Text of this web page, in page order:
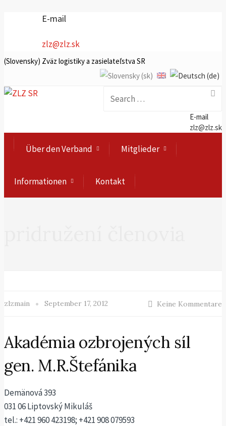
E-mail
zlz@zlz.sk
(Slovensky) Zväz logistiky a zasielateľstva SR
E-mail
zlz@zlz.sk
Über den Verband Mitglieder
Informationen Kontakt
zlzmain September 17, 2012 Keine Kommentare
Akadémia ozbrojených síl
gen. M.R.Štefánika
Demänová 393
031 06 Liptovský Mikuláš
tel.: +421 960 423198; +421 908 079593